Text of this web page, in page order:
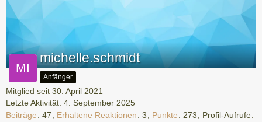
michelle.schmidt
Anfänger
Mitglied seit 30. April 2021
Letzte Aktivität: 4. September 2025
Beiträge
47 Erhaltene Reaktionen 3 Punkte 273
Profil-Aufrufe